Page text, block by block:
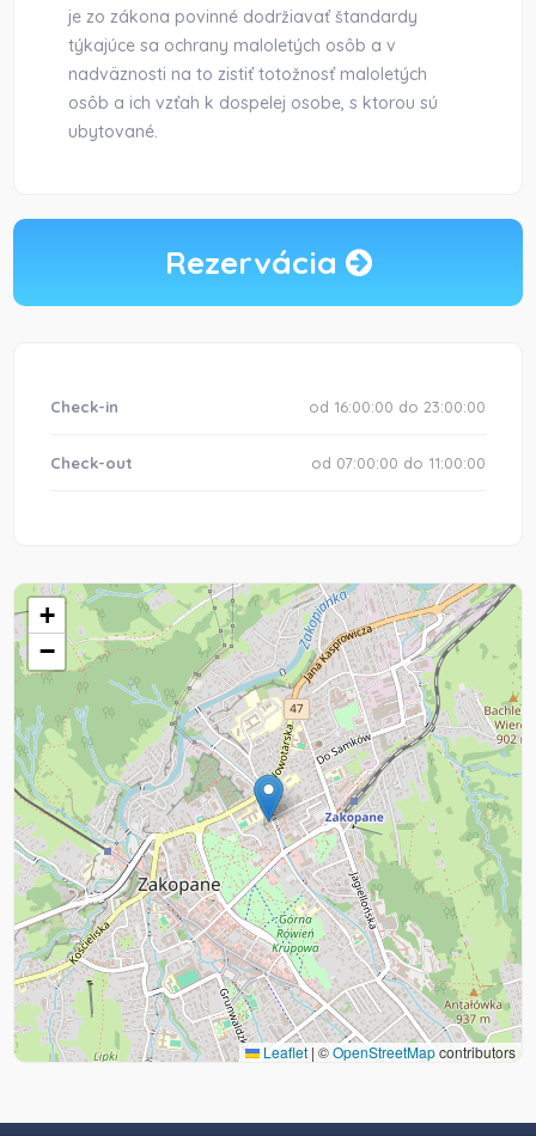
je zo zákona povinné dodržiavať štandardy
týkajúce sa ochrany maloletých osôb a v
nadväznosti na to zistiť totožnosť maloletých
osôb a ich vzťah k dospelej osobe, s ktorou sú
ubytované.
Rezervácia
Check-in od 16:00:00 do 23:00:00
Check-out od 07:00:00 do 11:00:00
+
−
Leaflet| ©OpenStreetMapcontributors